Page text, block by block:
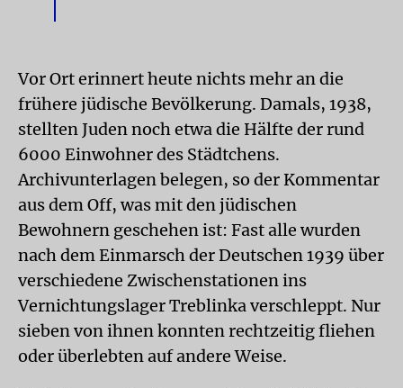
Vor Ort erinnert heute nichts mehr an die
frühere jüdische Bevölkerung. Damals, 1938,
stellten Juden noch etwa die Hälfte der rund
6000 Einwohner des Städtchens.
Archivunterlagen belegen, so der Kommentar
aus dem Off, was mit den jüdischen
Bewohnern geschehen ist: Fast alle wurden
nach dem Einmarsch der Deutschen 1939 über
verschiedene Zwischenstationen ins
Vernichtungslager Treblinka verschleppt. Nur
sieben von ihnen konnten rechtzeitig fliehen
oder überlebten auf andere Weise.